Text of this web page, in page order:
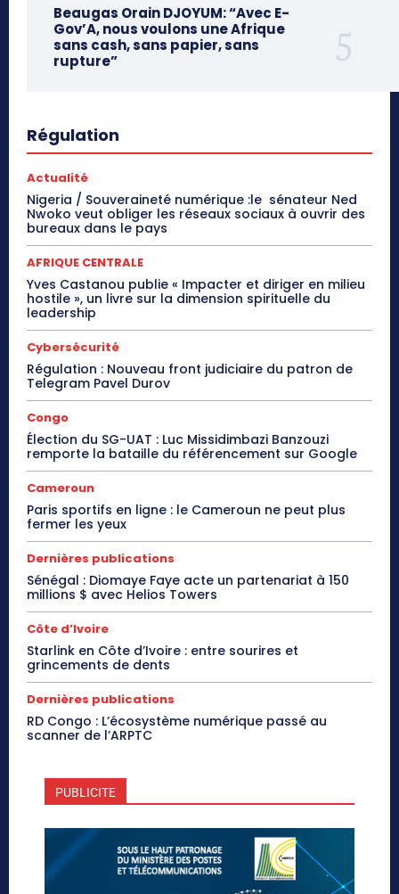
Beaugas Orain DJOYUM: “Avec E-
Gov’A, nous voulons une Afrique
sans cash, sans papier, sans
rupture”
Régulation
Actualité
Nigeria / Souveraineté numérique :le sénateur Ned
Nwoko veut obliger les réseaux sociaux à ouvrir des
bureaux dans le pays
AFRIQUE CENTRALE
Yves Castanou publie « Impacter et diriger en milieu
hostile », un livre sur la dimension spirituelle du
leadership
Cybersécurité
Régulation : Nouveau front judiciaire du patron de
Telegram Pavel Durov
Congo
Élection du SG-UAT : Luc Missidimbazi Banzouzi
remporte la bataille du référencement sur Google
Cameroun
Paris sportifs en ligne : le Cameroun ne peut plus
fermer les yeux
Dernières publications
Sénégal : Diomaye Faye acte un partenariat à 150
millions $ avec Helios Towers
Côte d’Ivoire
Starlink en Côte d’Ivoire : entre sourires et
grincements de dents
Dernières publications
RD Congo : L’écosystème numérique passé au
scanner de l’ARPTC
PUBLICITE